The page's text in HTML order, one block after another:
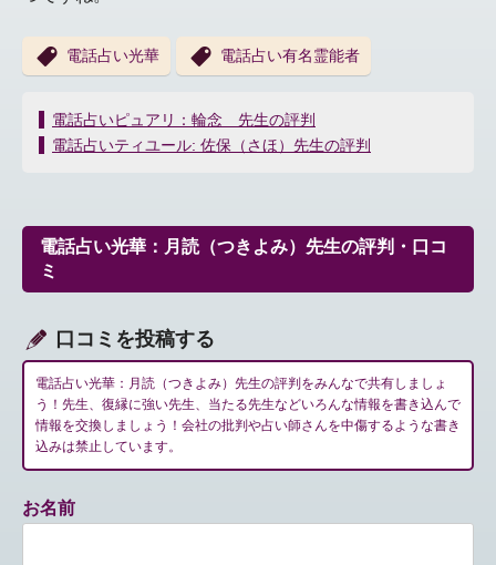
電話占い光華 電話占い有名霊能者
投
稿
ー
シ
ョ
電話占いピュアリ：輪念 先生の評判
電話占いティユール: 佐保（さほ）先生の評判
電話占い光華：月読（つきよみ）先生の評判・口コ
ミ
口コミを投稿する
電話占い光華：月読（つきよみ）先生の評判をみんなで共有しましょ
う！先生、復縁に強い先生、当たる先生などいろんな情報を書き込んで
情報を交換しましょう！会社の批判や占い師さんを中傷するような書き
込みは禁止しています。
お名前